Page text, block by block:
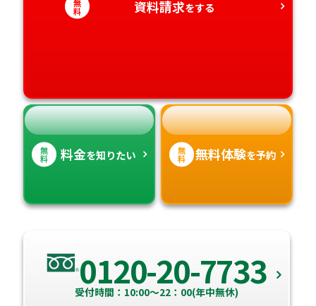
愛知県
香川県
宮崎県
無
料 資料請求をする
無
料 料金を知りたい 無
料 無料体験を予約
0120-20-7733
受付時間：10:00～22：00(年中無休)